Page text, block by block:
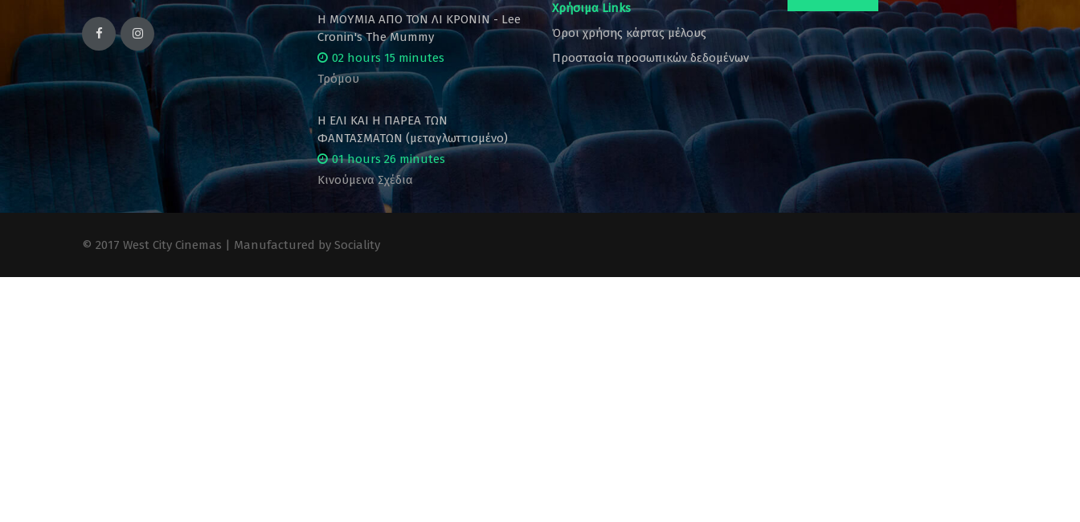
Η ΜΟΥΜΙΑ ΑΠΟ ΤΟΝ ΛΙ ΚΡΟΝΙΝ - Lee
Cronin's The Mummy
02 hours 15 minutes
Τρόμου
Η ΕΛΙ ΚΑΙ Η ΠΑΡΕΑ ΤΩΝ
ΦΑΝΤΑΣΜΑΤΩΝ (μεταγλωττισμένο)
01 hours 26 minutes
Κινούμενα Σχέδια
Χρήσιμα Links
Όροι χρήσης κάρτας μέλους
Προστασία προσωπικών δεδομένων
© 2017 West City Cinemas | Manufactured by Sociality